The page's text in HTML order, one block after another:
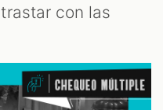
con las